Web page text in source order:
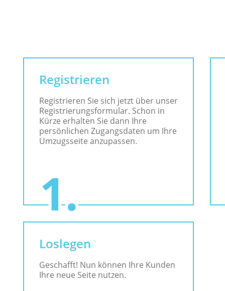
Registrieren
Registrieren Sie sich jetzt über unser
Registrierungsformular. Schon in
Kürze erhalten Sie dann Ihre
persönlichen Zugangsdaten um Ihre
Umzugsseite anzupassen.
Loslegen
Geschafft! Nun können Ihre Kunden
Ihre neue Seite nutzen.